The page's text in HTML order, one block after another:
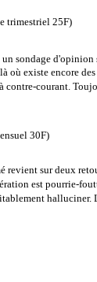
trimestriel 25F)
sondage d'opinion
où existe encore
contre-courant.
30F)
revient sur deux
est pourrie-